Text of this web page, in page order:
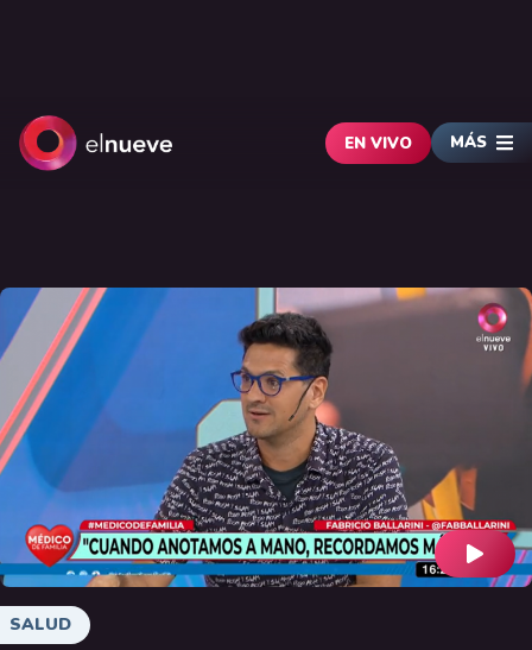
EN VIVO MÁS
SALUD